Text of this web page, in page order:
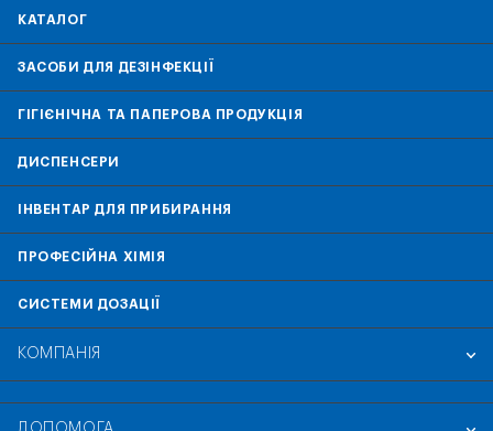
КАТАЛОГ
ЗАСОБИ ДЛЯ ДЕЗІНФЕКЦІЇ
ГІГІЄНІЧНА ТА ПАПЕРОВА ПРОДУКЦІЯ
ДИСПЕНСЕРИ
ІНВЕНТАР ДЛЯ ПРИБИРАННЯ
ПРОФЕСІЙНА ХІМІЯ
СИСТЕМИ ДОЗАЦІЇ
КОМПАНІЯ